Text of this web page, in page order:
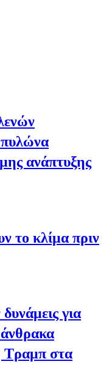
πυλώνα
ανάπτυξης
το κλίμα πριν
για
Τραμπ στα